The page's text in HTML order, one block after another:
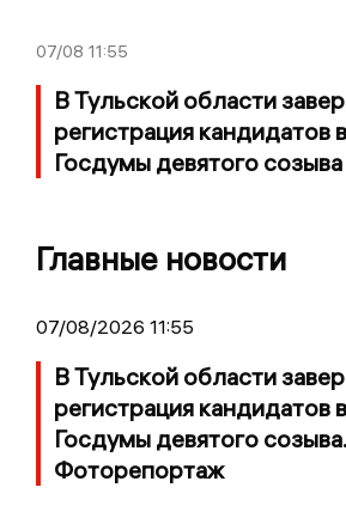
07/08 11:55
В Тульской области
регистрация кандидатов
Госдумы девятого созыва
Главные новости
07/08/2026 11:55
В Тульской области
регистрация кандидатов
Госдумы девятого созыва.
Фоторепортаж